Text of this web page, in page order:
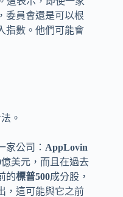
委員會還是可以根
指數。他們可能會
。
家公司： AppLovin
美元，而且在過去
的標普500成分股，
，這可能與它之前